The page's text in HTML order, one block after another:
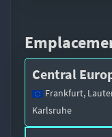
Central
Frankfurt,
Karlsruhe